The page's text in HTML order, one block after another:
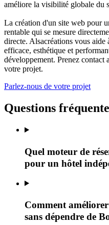
améliore la visibilité globale du
La création d'un site web pour
rentable qui se mesure
directe. Alsacréations vous
efficace, esthétique et
développement. Prenez contact
votre projet.
Parlez-nous de votre projet
Questions
Quel moteur de
pour un hôtel
Comment
sans dépendre de